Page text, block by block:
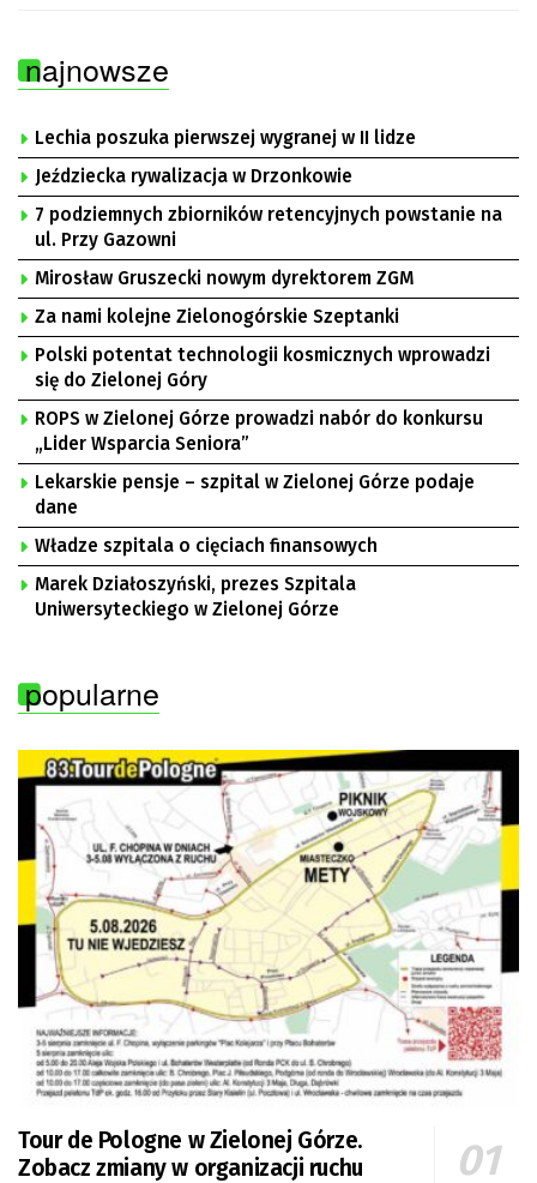
najnowsze
Lechia poszuka pierwszej wygranej w II lidze
Jeździecka rywalizacja w Drzonkowie
7 podziemnych zbiorników retencyjnych powstanie na
ul. Przy Gazowni
Mirosław Gruszecki nowym dyrektorem ZGM
Za nami kolejne Zielonogórskie Szeptanki
Polski potentat technologii kosmicznych wprowadzi
się do Zielonej Góry
ROPS w Zielonej Górze prowadzi nabór do konkursu
„Lider Wsparcia Seniora”
Lekarskie pensje – szpital w Zielonej Górze podaje
dane
Władze szpitala o cięciach finansowych
Marek Działoszyński, prezes Szpitala
Uniwersyteckiego w Zielonej Górze
popularne
Tour de Pologne w Zielonej Górze.
Zobacz zmiany w organizacji ruchu